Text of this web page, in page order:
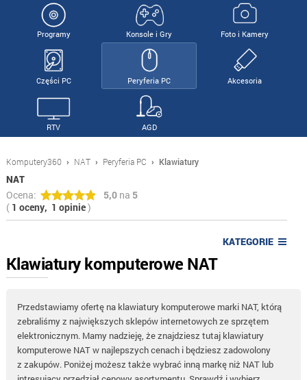
Programy Konsole i Gry Foto i Kamery
Części PC Peryferia PC Akcesoria
RTV AGD
Komputery360 › NAT › Peryferia PC › Klawiatury
NAT
Ocena:
5,0na 5
( 1 oceny, 1 opinie)
KATEGORIE
Klawiatury komputerowe NAT
Przedstawiamy ofertę na klawiatury komputerowe marki NAT, którą
zebraliśmy z największych sklepów internetowych ze sprzętem
elektronicznym. Mamy nadzieję, że znajdziesz tutaj klawiatury
komputerowe NAT w najlepszych cenach i będziesz zadowolony
z zakupów. Poniżej możesz także wybrać inną markę niż NAT lub